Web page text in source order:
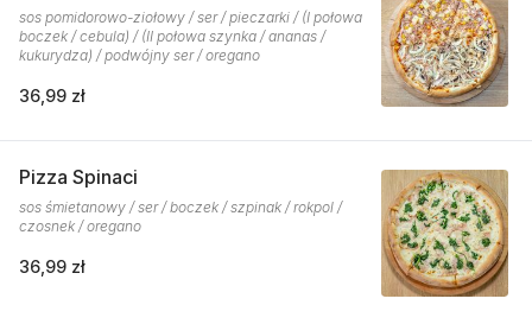
sos pomidorowo-ziołowy / ser / pieczarki / (I połowa
boczek / cebula) / (II połowa szynka / ananas /
kukurydza) / podwójny ser / oregano
36,99 zł
Pizza Spinaci
sos śmietanowy / ser / boczek / szpinak / rokpol /
czosnek / oregano
36,99 zł